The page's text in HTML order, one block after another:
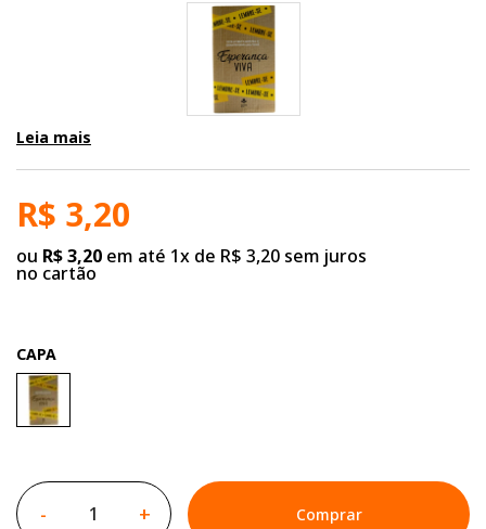
Leia mais
R$ 3,20
ou R$ 3,20 em até 1x de R$ 3,20 sem juros
no cartão
CAPA
- + Comprar